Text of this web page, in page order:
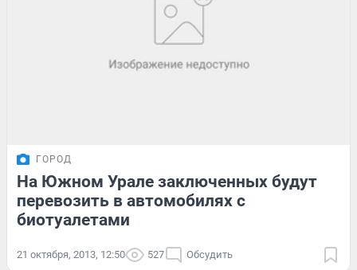
ГОРОД
На Южном Урале заключенных будут
перевозить в автомобилях с
биотуалетами
21 октября, 2013, 12:50 527 Обсудить